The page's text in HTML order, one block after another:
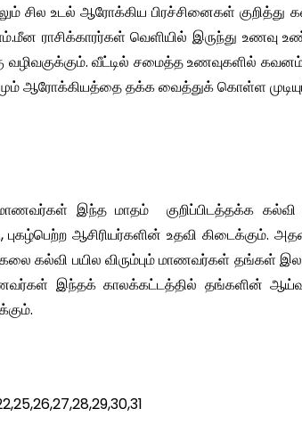
சில உடல் ஆரோக்கிய பிரச்சினைகள் குறித்து
ராசிக்காரர்கள் வெளியில் இருந்து உணவு
வழிவகுக்கும். வீட்டில் சமைத்த உணவுகளில்
ஆரோக்கியத்தை தக்க வைத்துக் கொள்ள
இந்த மாதம் குறிப்பிடத்தக்க
புகழ்பெற்ற ஆசிரியர்களின் உதவி
கல்வி பயில விரும்பும் மாணவர்கள் தங்கள்
இந்தக் காலக்கட்டத்தில் தங்களின்